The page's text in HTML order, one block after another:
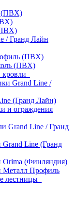
(ПВХ)
/ Гранд Лайн
(ПВХ)
(ПВХ)
кровли
Grand Line /
(Гранд Лайн)
и ограждения
Grand Line / Гранд
Grand Line (Гранд
Orima (Финляндия)
Металл Профиль
лестницы